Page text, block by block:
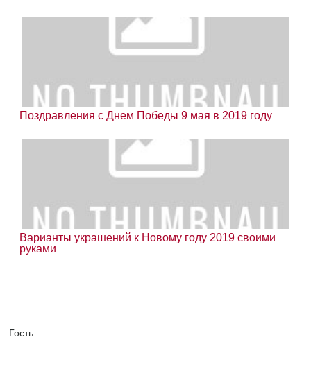
Поздравления с Днем Победы 9 мая в 2019 году
Варианты украшений к Новому году 2019 своими
руками
Гость